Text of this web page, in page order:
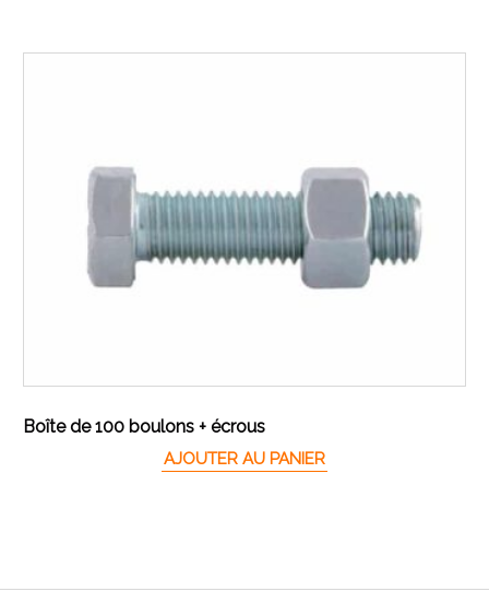
Boîte de 100 boulons + écrous
AJOUTER AU PANIER